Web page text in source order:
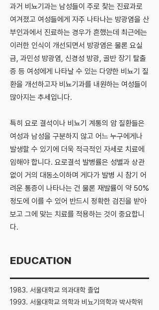
과거 비뇨기과는 남성들이 주로 찾는 진료과로
여겨졌고 여성들에게 자주 나타나는 방광염을 산
부인과에서 진료하는 경우가 흔했는데 최근에는
이러한 인식이 개선되면서 방광염은 물론 요실
금, 과민성 방광염, 신경성 방광, 골반 장기 탈출
증 등 여성에게 나타날 수 있는 다양한 비뇨기 질
환을 개선하고자 비뇨기과를 내원하는 여성들이
많아지는 추세입니다.
특히 요로 결석이나 비뇨기 계통의 암 질환들은
여성과 남성을 구분하지 않고 어느 누구에게나
발생할 수 있기에 더욱 적극적인 자세로 치료에
임해야 합니다. 요로결석 발병률은 성별과 상관
없이 거의 대동소이하며 게다가 발병 시 참기 어
려운 통증이 나타나는 건 물론 재발률이 약 50%
정도에 이를 수 있어 반드시 정확한 검진을 받아
보고 그에 맞는 치료를 적용하는 것이 중요합니
다.
EDUCATION
1983. 서울대학교 의과대학 졸업
1993. 서울대학교 의학과 비뇨기의학과 박사학위